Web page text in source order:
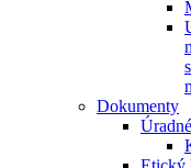
Dokumenty